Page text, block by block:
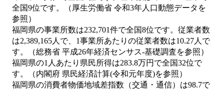
全国9位です。（厚生労働省 令和3年人口動態データを
参照）
福岡県の事業所数は232,701件で全国8位です。従業者数
は2,389,165人で、1事業所あたりの従業者数は10.27人で
す。（総務省 平成26年経済センサス‐基礎調査を参照）
福岡県の1人あたり県民所得は283.8万円で全国32位で
す。（内閣府 県民経済計算(令和元年度)を参照）
福岡県の消費者物価地域差指数（交通・通信）は98.7で